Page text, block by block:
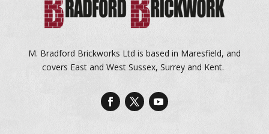
M. Bradford Brickworks Ltd is based in Maresfield, and
covers East and West Sussex, Surrey and Kent.